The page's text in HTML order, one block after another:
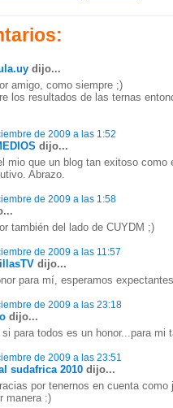
dijo...
amigo, como siempre ;)
los resultados de las ternas
de 2009 a las 1:52
dijo...
mio que un blog tan exitoso
Abrazo.
de 2009 a las 1:58
también del lado de CUYDM ;)
de 2009 a las 11:57
dijo...
para mí, esperamos
de 2009 a las 23:18
dijo...
si para todos es un honor...para mi
de 2009 a las 23:51
sudafrica 2010 dijo...
por tenernos en cuenta
manera :)